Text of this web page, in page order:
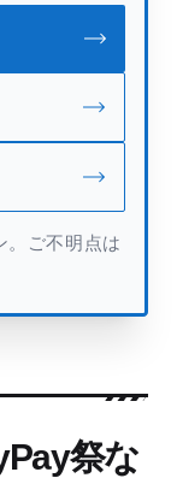
。ご不明点は
祭な